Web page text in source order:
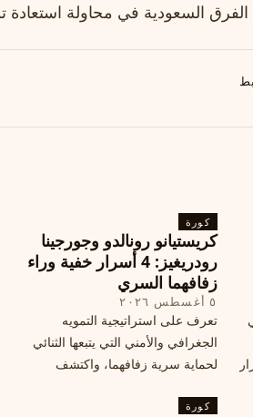
الفرق السعودية في محاولة استعادة
كورة
كريستيانو رونالدو وجورجينا
رودريغيز: 4 أسرار خفية وراء
زفافهما السري
٥ أغسطس ٢٠٢٦
تعرف على استراتيجية التمويه
الجغرافي والأمني التي يتبعها الثنائي
لحماية سرية زفافهما، واكتشف
في البرتغال، واعرف ما هي الخطوات
كورة